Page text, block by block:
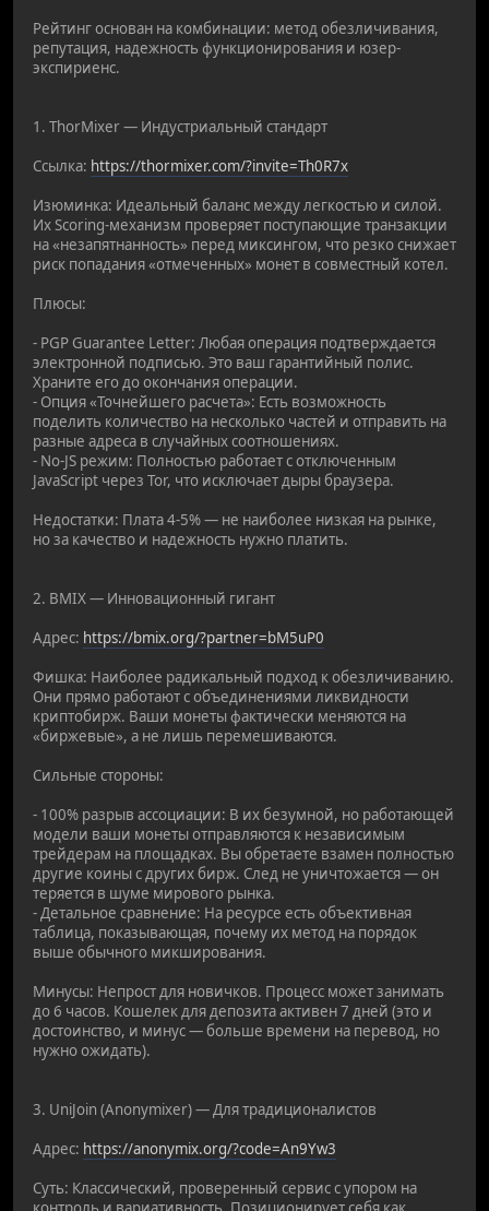
Рейтинг основан на комбинации: метод обезличивания,
репутация, надежность функционирования и юзер-
экспириенс.
1. ThorMixer — Индустриальный стандарт
Ссылка: https://thormixer.com/?invite=Th0R7x
Изюминка: Идеальный баланс между легкостью и силой.
Их Scoring-механизм проверяет поступающие транзакции
на «незапятнанность» перед миксингом, что резко снижает
риск попадания «отмеченных» монет в совместный котел.
Плюсы:
- PGP Guarantee Letter: Любая операция подтверждается
электронной подписью. Это ваш гарантийный полис.
Храните его до окончания операции.
- Опция «Точнейшего расчета»: Есть возможность
поделить количество на несколько частей и отправить на
разные адреса в случайных соотношениях.
- No-JS режим: Полностью работает с отключенным
JavaScript через Tor, что исключает дыры браузера.
Недостатки: Плата 4-5% — не наиболее низкая на рынке,
но за качество и надежность нужно платить.
2. BMIX — Инновационный гигант
Адрес: https://bmix.org/?partner=bM5uP0
Фишка: Наиболее радикальный подход к обезличиванию.
Они прямо работают с объединениями ликвидности
криптобирж. Ваши монеты фактически меняются на
«биржевые», а не лишь перемешиваются.
Сильные стороны:
- 100% разрыв ассоциации: В их безумной, но работающей
модели ваши монеты отправляются к независимым
трейдерам на площадках. Вы обретаете взамен полностью
другие коины с других бирж. След не уничтожается — он
теряется в шуме мирового рынка.
- Детальное сравнение: На ресурсе есть объективная
таблица, показывающая, почему их метод на порядок
выше обычного микширования.
Минусы: Непрост для новичков. Процесс может занимать
до 6 часов. Кошелек для депозита активен 7 дней (это и
достоинство, и минус — больше времени на перевод, но
нужно ожидать).
3. UniJoin (Anonymixer) — Для традиционалистов
Адрес: https://anonymix.org/?code=An9Yw3
Суть: Классический, проверенный сервис с упором на